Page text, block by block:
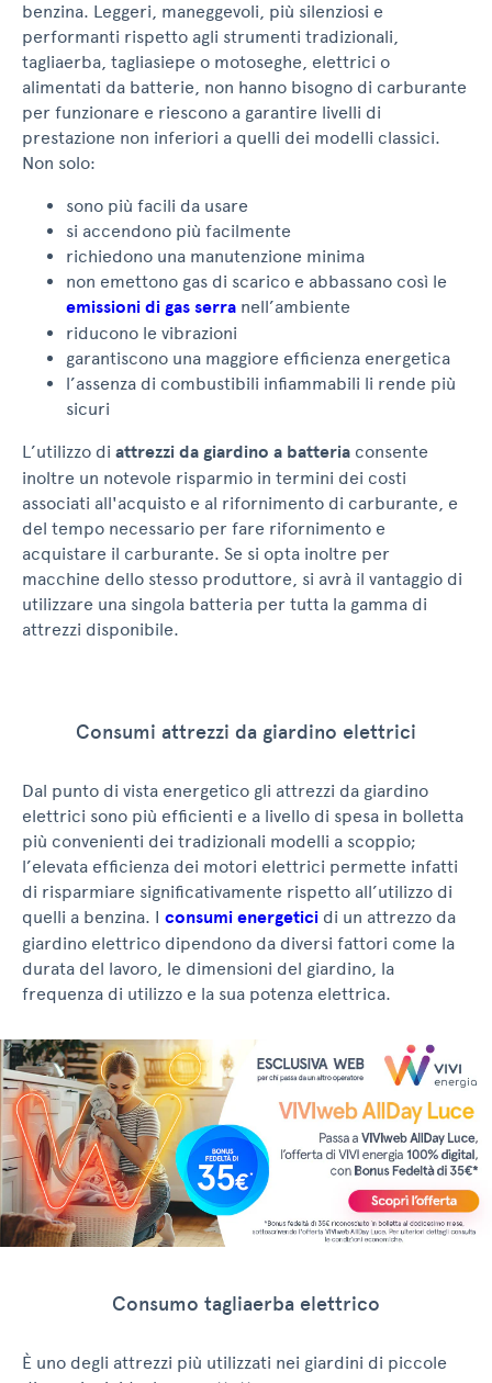
benzina. Leggeri, maneggevoli, più silenziosi e
performanti rispetto agli strumenti tradizionali,
tagliaerba, tagliasiepe o motoseghe, elettrici o
alimentati da batterie, non hanno bisogno di carburante
per funzionare e riescono a garantire livelli di
prestazione non inferiori a quelli dei modelli classici.
Non solo:
sono più facili da usare
si accendono più facilmente
richiedono una manutenzione minima
non emettono gas di scarico e abbassano così le
emissioni di gas serra nell’ambiente
riducono le vibrazioni
garantiscono una maggiore efficienza energetica
l’assenza di combustibili infiammabili li rende più
sicuri
L’utilizzo di attrezzi da giardino a batteria consente
inoltre un notevole risparmio in termini dei costi
associati all'acquisto e al rifornimento di carburante, e
del tempo necessario per fare rifornimento e
acquistare il carburante. Se si opta inoltre per
macchine dello stesso produttore, si avrà il vantaggio di
utilizzare una singola batteria per tutta la gamma di
attrezzi disponibile.
Consumi attrezzi da giardino elettrici
Dal punto di vista energetico gli attrezzi da giardino
elettrici sono più efficienti e a livello di spesa in bolletta
più convenienti dei tradizionali modelli a scoppio;
l’elevata efficienza dei motori elettrici permette infatti
di risparmiare significativamente rispetto all’utilizzo di
quelli a benzina. I consumi energetici di un attrezzo da
giardino elettrico dipendono da diversi fattori come la
durata del lavoro, le dimensioni del giardino, la
frequenza di utilizzo e la sua potenza elettrica.
Consumo tagliaerba elettrico
È uno degli attrezzi più utilizzati nei giardini di piccole